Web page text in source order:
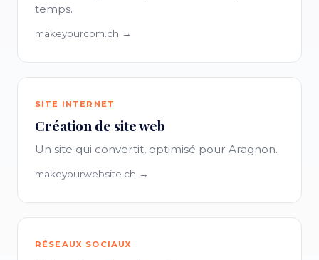
temps.
makeyourcom.ch →
SITE INTERNET
Création de site web
Un site qui convertit, optimisé pour Aragnon.
makeyourwebsite.ch →
RÉSEAUX SOCIAUX